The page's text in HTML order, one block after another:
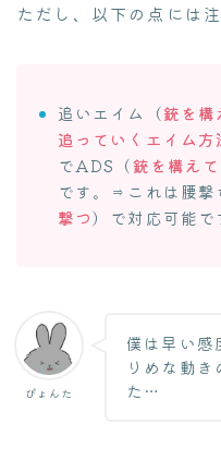
ただし、以下の点には
追いエイム（銃を
追っていくエイム方
でADS（銃を構え
です。⇒これは腰撃
撃つ）で対応可能で
ぴょんた
僕は早い感
りめな動
た…